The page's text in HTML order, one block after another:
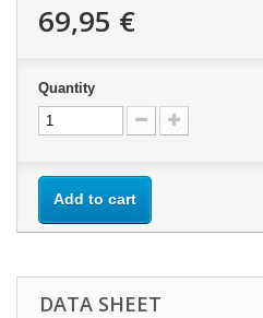
69,95 €
Quantity
Add to cart
DATA SHEET